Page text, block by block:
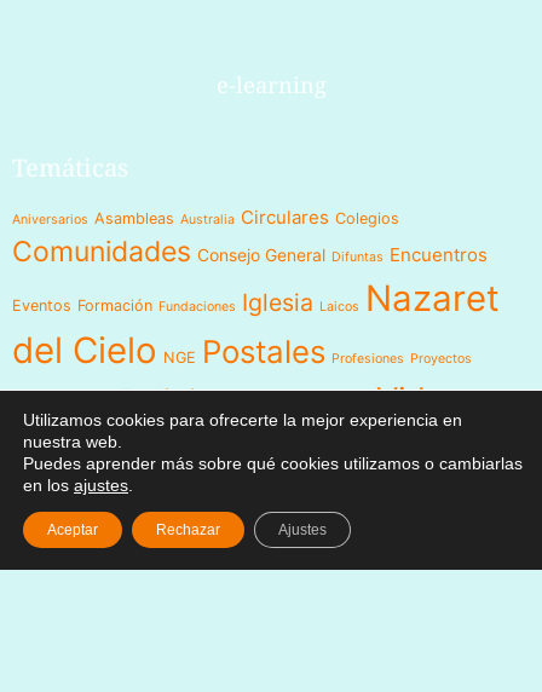
e-learning
Temáticas
Aniversarios Asambleas Australia Circulares Colegios
Comunidades Consejo General Difuntas Encuentros
Eventos Formación Fundaciones Iglesia Laicos
Nazaret
del Cielo NGE Postales Profesiones Proyectos
Religiosas Videos
VisitaVisita Canónica
XXIII Capítulo
General
Menú
Síguenos en
Utilizamos cookies para ofrecerte la mejor experiencia en
nuestra web.
Puedes aprender más sobre qué cookies utilizamos o cambiarlas
en los ajustes
Aceptar Rechazar Ajustes